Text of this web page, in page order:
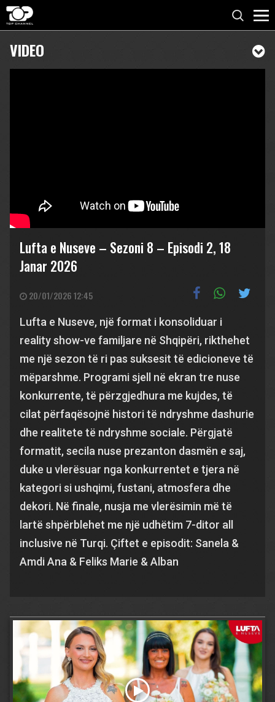
VIDEO
Lufta e Nuseve – Sezoni 8 – Episodi 2, 18
Janar 2026
20/01/2026 12:45
Lufta e Nuseve, një format i konsoliduar i
reality show-ve familjare në Shqipëri, rikthehet
me një sezon të ri pas suksesit të edicioneve të
mëparshme. Programi sjell në ekran tre nuse
konkurrente, të përzgjedhura me kujdes, të
cilat përfaqësojnë histori të ndryshme dashurie
dhe realitete të ndryshme sociale. Përgjatë
formatit, secila nuse prezanton dasmën e saj,
duke u vlerësuar nga konkurrentet e tjera në
kategori si ushqimi, fustani, atmosfera dhe
dekori. Në finale, nusja me vlerësimin më të
lartë shpërblehet me një udhëtim 7-ditor all
inclusive në Turqi. Çiftet e episodit: Sanela &
Amdi Ana & Feliks Marie & Alban